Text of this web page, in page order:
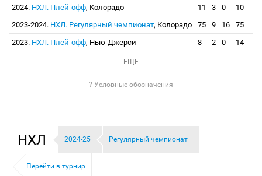
2024. НХЛ. Плей-офф, Колорадо 11 3 0
10
2023-2024. НХЛ. Регулярный чемпионат, Колорадо 75 9 16
75
2023. НХЛ. Плей-офф, Нью-Джерси 8 2 0 14
ЕЩЕ
? Условные обозначения
НХЛ 2024-25 Регулярный чемпионат
Перейти в турнир